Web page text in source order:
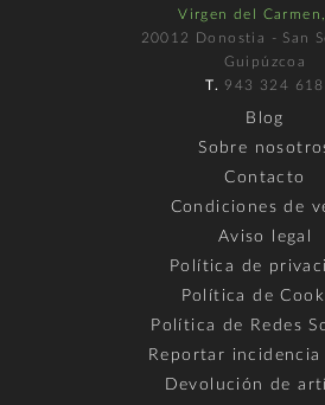
Virgen del
20012 Donostia - San
Guipúzcoa
T. 943 324 618
Blog
Sobre
Contacto
Condiciones de
Aviso legal
Política de
Política de
Política de Redes
Reportar incidencia
Devolución de